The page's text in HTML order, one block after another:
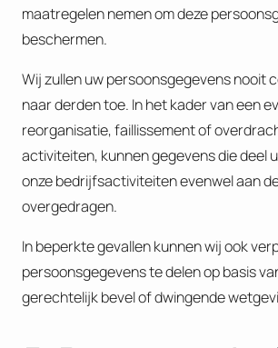
maatregelen nemen om deze
beschermen.
Wij zullen uw persoonsgegevens nooit
naar derden toe. In het kader van een
reorganisatie, faillissement of
activiteiten, kunnen gegevens die deel
onze bedrijfsactiviteiten evenwel aan
overgedragen.
In beperkte gevallen kunnen wij ook
persoonsgegevens te delen op basis
gerechtelijk bevel of dwingende